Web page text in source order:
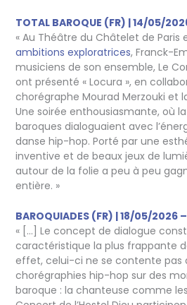
TOTAL BAROQUE (FR) | 14/05/
« Au Théâtre du Châtelet de Paris
ambitions exploratrices, Franck-
musiciens de son ensemble, Le
ont présenté « Locura », en
chorégraphe Mourad Merzouki et
Une soirée enthousiasmante, où
baroques dialoguaient avec
danse hip-hop. Porté par une
inventive et de beaux jeux de
autour de la folie a peu à peu
entière. »
BAROQUIADES (FR) | 18/05/
« […] Le concept de dialogue
caractéristique la plus frappante
effet, celui-ci ne se contente pas
chorégraphies hip-hop sur des
baroque : la chanteuse comme